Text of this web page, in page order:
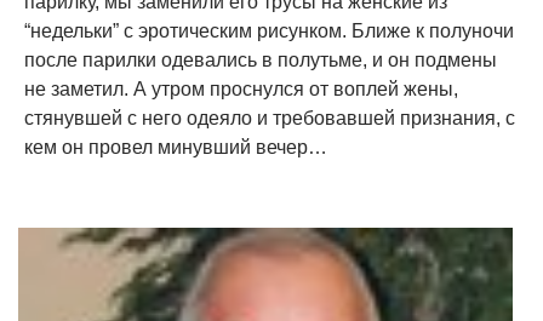
“недельки” с эротическим рисунком. Ближе к полуночи
после парилки одевались в полутьме, и он подмены
не заметил. А утром проснулся от воплей жены,
стянувшей с него одеяло и требовавшей признания, с
кем он провел минувший вечер…